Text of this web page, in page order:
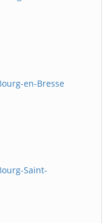
en-Bresse
Saint-